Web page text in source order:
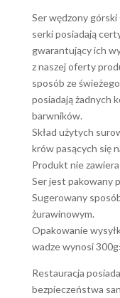
Ser wędzony
serki posiadają
gwarantujący ich
z naszej oferty
sposób ze
posiadają żadnych
barwników.
Skład użytych
krów pasących się
Produkt nie
Ser jest pakowany
Sugerowany
żurawinowym.
Opakowanie
wadze wynosi
Restauracja
bezpieczeństwa